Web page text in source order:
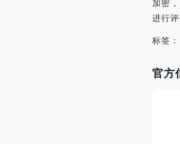
加密
进行
标签：
官方